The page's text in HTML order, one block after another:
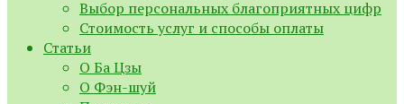
Выбор персональных благоприятных цифр
Стоимость услуг и способы оплаты
Статьи
О Ба Цзы
О Фэн-шуй